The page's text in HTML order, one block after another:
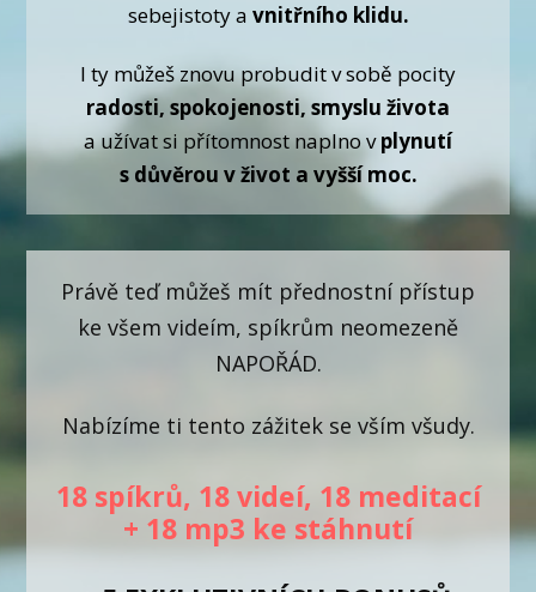
sebejistoty a vnitřního klidu.
I ty můžeš znovu probudit v sobě pocity
radosti, spokojenosti, smyslu života
a užívat si přítomnost naplno vplynutí
s důvěrou v život a vyšší moc.
Právě teď můžeš mít přednostní přístup
ke všem videím, spíkrům neomezeně
NAPOŘÁD.
Nabízíme ti tento zážitek se vším všudy.
18 spíkrů, 18 videí, 18 meditací
+ 18 mp3 ke stáhnutí